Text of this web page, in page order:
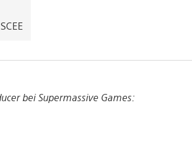
bei Supermassive Games: